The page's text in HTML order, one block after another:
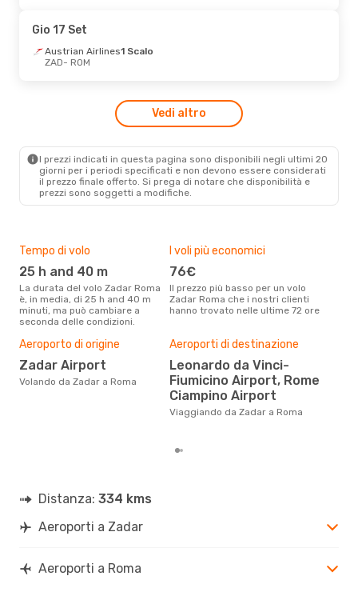
Gio 17 Set
Austrian Airlines1 Scalo
ZAD- ROM
Vedi altro
I prezzi indicati in questa pagina sono disponibili negli ultimi 20
giorni per i periodi specificati e non devono essere considerati
il ​​prezzo finale offerto. Si prega di notare che disponibilità e
prezzi sono soggetti a modifiche.
Tempo di volo
25 h and 40 m
La durata del volo Zadar Roma
è, in media, di 25 h and 40 m
minuti, ma può cambiare a
seconda delle condizioni.
I voli più economici
76€
Il prezzo più basso per un volo
Zadar Roma che i nostri clienti
hanno trovato nelle ultime 72 ore
Aeroporto di origine
Zadar Airport
Volando da Zadar a Roma
Aeroporti di destinazione
Leonardo da Vinci-
Fiumicino Airport, Rome
Ciampino Airport
Viaggiando da Zadar a Roma
Distanza: 334 kms
Aeroporti a Zadar
Aeroporti a Roma